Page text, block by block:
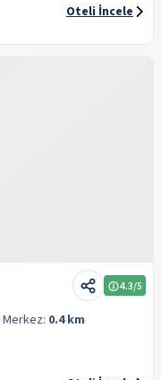
Oteli İncele
4.3/5
Merkez: 0.4 km